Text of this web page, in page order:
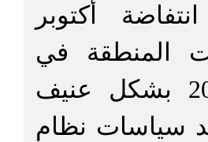
أكتوبر
هبت المنطقة في
أبريل 2001 بشكل عنيف
سياسات نظام